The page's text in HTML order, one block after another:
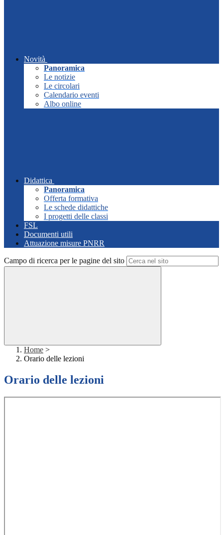
Novità
Panoramica
Le notizie
Le circolari
Calendario eventi
Albo online
Didattica
Panoramica
Offerta formativa
Le schede didattiche
I progetti delle classi
FSL
Documenti utili
Attuazione misure PNRR
Campo di ricerca per le pagine del sito
Home >
Orario delle lezioni
Orario delle lezioni